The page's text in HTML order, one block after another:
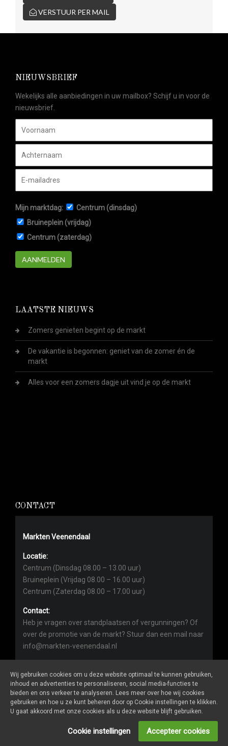
VERSTUUR PER MAIL
NIEUWSBRIEF
Wekelijks alle aanbiedingen in uw mailbox? Schijf u in voor de
nieuwsbrief.
Mijn marktdag:
Centrum (dinsdag)
Bruineplein (vrijdag)
Centrum (zaterdag)
AANMELDEN
LAATSTE NIEUWS
Zomers genieten begint op de markt
De vakantie is begonnen: geniet van de zomer én de
markt
Alles voor een zomers dagje uit vind je op de markt
CONTACT
Markten Veenendaal
Locatie:
Centrum (Dinsdag 08.00 – 13.00 uur)
Bruineplein (Vrijdag 08.00 – 16.00 uur)
Centrum (Zaterdag 08.00 – 17.00 uur)
Contact:
Heb je vragen over standplaatsen of vergunningen? Of
over de promotie van de markt? Stuur dan een mail naar
info@markten-veenendaal.nl
Markten-veenendaal.nlis een website vanDe Markt Online
ALGEMENE VOORWAARDEN
PRIVACY- EN COOKIEVERKLARING
ONDERNEMER LOGIN
Wij gebruiken cookies om u deze website optimaal te kunnen gebruiken,
inhoud en advertenties te personaliseren, social media-functies te
bieden en ons verkeer te analyseren. Lees meer over hoe wij cookies
gebruiken en hoe u ze kunt beheren door op Cookie instellingen te klikken.
U gaat akkoord met onze cookies als u deze website blijft gebruiken.
Cookie instellingen Accepteer cookies